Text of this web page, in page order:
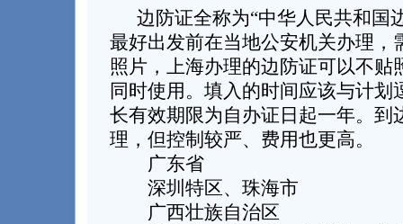
边防证全称为“中华人民共和国
最好出发前在当地公安机关办理，
照片，上海办理的边防证可以不贴
同时使用。填入的时间应该与计划
长有效期限为自办证日起一年。到
理，但控制较严、费用也更高。
广东省
深圳特区、珠海市
广西壮族自治区